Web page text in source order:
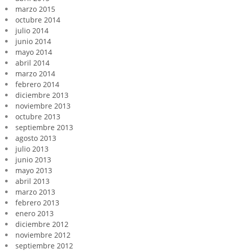
marzo 2015
octubre 2014
julio 2014
junio 2014
mayo 2014
abril 2014
marzo 2014
febrero 2014
diciembre 2013
noviembre 2013
octubre 2013
septiembre 2013
agosto 2013
julio 2013
junio 2013
mayo 2013
abril 2013
marzo 2013
febrero 2013
enero 2013
diciembre 2012
noviembre 2012
septiembre 2012